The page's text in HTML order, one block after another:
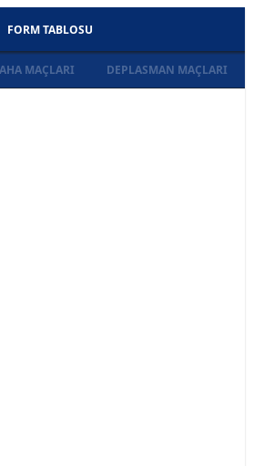
FORM TABLOSU
MAÇLARI DEPLASMAN MAÇLARI